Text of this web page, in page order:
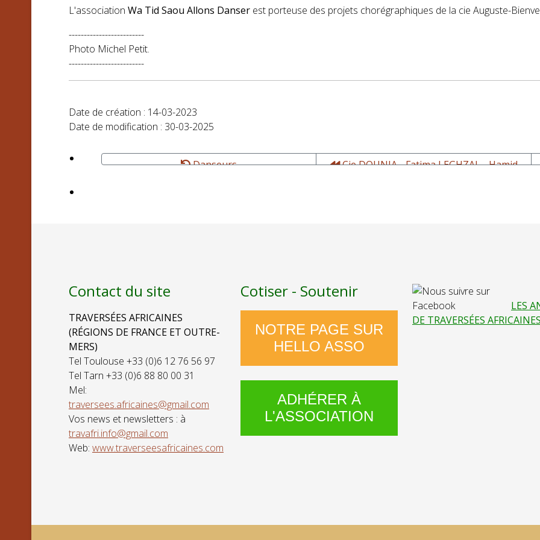
L'association Wa Tid Saou Allons Danser est porteuse des projets chorégraphiques de la cie Auguste-
-------------------------
Photo Michel Petit.
-------------------------
Date de création : 14-03-2023
Date de modification : 30-03-2025
Danseurs
Cie DOUNIA - Fatima LEGHZAL - Hamid
Contact du site
TRAVERSÉES AFRICAINES
(RÉGIONS DE FRANCE ET OUTRE-
MERS)
Tel Toulouse +33 (0)6 12 76 56 97
Tel Tarn +33 (0)6 88 80 00 31
Mel:
traversees.africaines@gmail.com
Vos news et newsletters : à
travafri.info@gmail.com
Web: www.traverseesafricaines.com
Cotiser - Soutenir
NOTRE PAGE SUR
HELLO ASSO
ADHÉRER À
L'ASSOCIATION
LES
DE TRAVERSÉES AFRICAINES